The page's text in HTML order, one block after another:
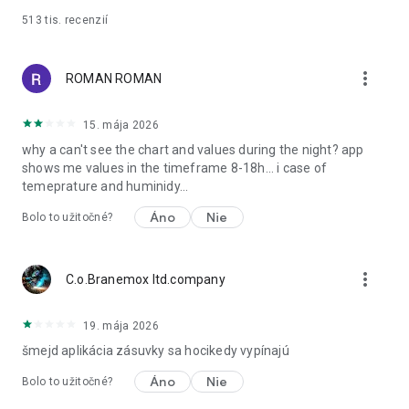
513 tis. recenzií
ROMAN ROMAN more_vert
15. mája 2026
why a can't see the chart and values during the night? app
shows me values in the timeframe 8-18h... i case of
temeprature and huminidy...
Bolo to užitočné? Áno Nie
C.o.Branemox ltd.company more_vert
19. mája 2026
šmejd aplikácia zásuvky sa hocikedy vypínajú
Bolo to užitočné? Áno Nie